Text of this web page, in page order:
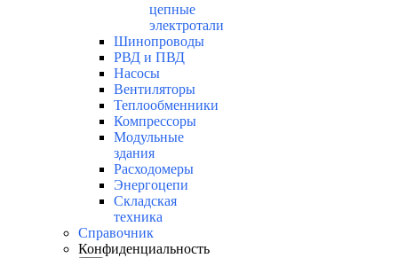
цепные
электротали
Шинопроводы
РВД и ПВД
Насосы
Вентиляторы
Теплообменники
Компрессоры
Модульные
здания
Расходомеры
Энергоцепи
Складская
техника
Справочник
Конфиденциальность